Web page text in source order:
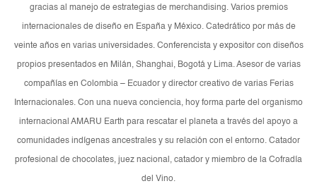
gracias al manejo de estrategias de merchandising. Varios premios
internacionales de diseño en España y México. Catedrático por más de
veinte años en varias universidades. Conferencista y expositor con diseños
propios presentados en Milán, Shanghai, Bogotá y Lima. Asesor de varias
compañías en Colombia – Ecuador y director creativo de varias Ferias
Internacionales. Con una nueva conciencia, hoy forma parte del organismo
internacional AMARU Earth para rescatar el planeta a través del apoyo a
comunidades indígenas ancestrales y su relación con el entorno. Catador
profesional de chocolates, juez nacional, catador y miembro de la Cofradía
del Vino.